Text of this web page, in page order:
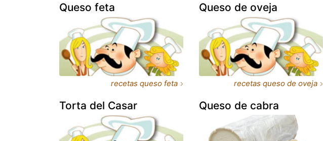
Queso feta
recetas queso feta
Queso de oveja
recetas queso de oveja
Torta del Casar Queso de cabra